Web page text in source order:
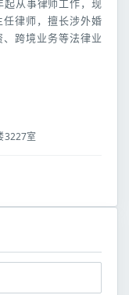
起从事律师工作，现
律师，擅长涉外婚
跨境业务等法律业
3227室